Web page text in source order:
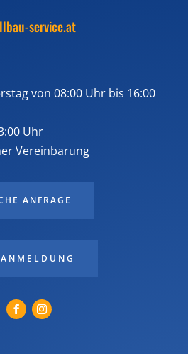
service.at
von 08:00 Uhr bis 16:00
Uhr
Vereinbarung
ANFRAGE